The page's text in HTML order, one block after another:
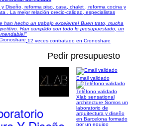
Diseño, reforma piso, casa, chalet , reforma cocina y
. La mejor relación precio-calidad, especialistas
han hecho un trabajo excelente! Buen trato, mucha
Han cumplido con todo lo presupuestado, un
12 veces contratado en Cronoshare
Pedir presupuesto
Email validado
Teléfono validado
Xlab sensational
architecture Somos un
laboratorio de
arquitectura y diseño
en Barcelona formado
por un equipo